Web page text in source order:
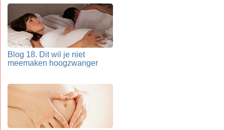
Blog 18. Dit wil je niet
meemaken hoogzwanger